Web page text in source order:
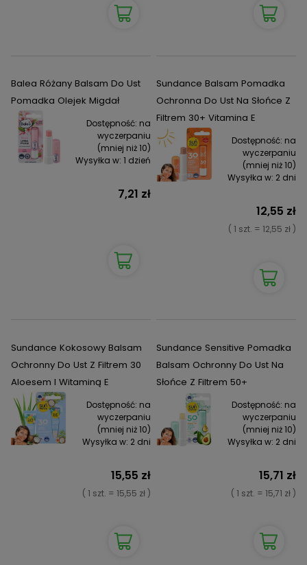
Balea Różany Balsam Do Ust
Pomadka Olejek Migdał
Dostępność: na
wyczerpaniu
(mniej niż 10)
Wysyłka w: 1 dzień
7,21 zł
Sundance Balsam Pomadka
Ochronna Do Ust Na Słońce Z
Filtrem 30+ Vitamina E
Dostępność: na
wyczerpaniu
(mniej niż 10)
Wysyłka w: 2 dni
12,55 zł
( 1 szt. = 12,55 zł )
Sundance Kokosowy Balsam
Ochronny Do Ust Z Filtrem 30
Aloesem I Witaminą E
Dostępność: na
wyczerpaniu
(mniej niż 10)
Wysyłka w: 2 dni
15,55 zł
( 1 szt. = 15,55 zł )
Sundance Sensitive Pomadka
Balsam Ochronny Do Ust Na
Słońce Z Filtrem 50+
Dostępność: na
wyczerpaniu
(mniej niż 10)
Wysyłka w: 2 dni
15,71 zł
( 1 szt. = 15,71 zł )